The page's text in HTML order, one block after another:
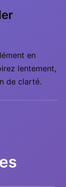
en
lentement,
de clarté.